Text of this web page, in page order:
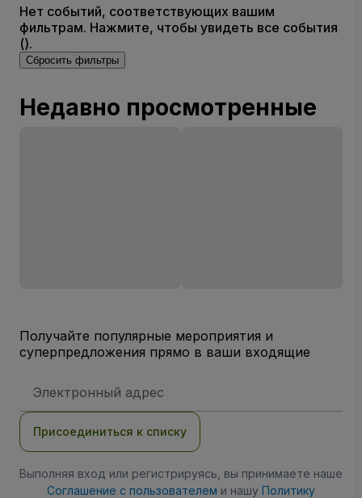
Нет событий, соответствующих вашим
фильтрам. Нажмите, чтобы увидеть все события
().
Сбросить фильтры
Недавно просмотренные
Получайте популярные мероприятия и
суперпредложения прямо в ваши входящие
электронной
Присоединиться к списку
Выполняя вход или регистрируясь, вы принимаете наше
Соглашение с пользователем и нашу Политику